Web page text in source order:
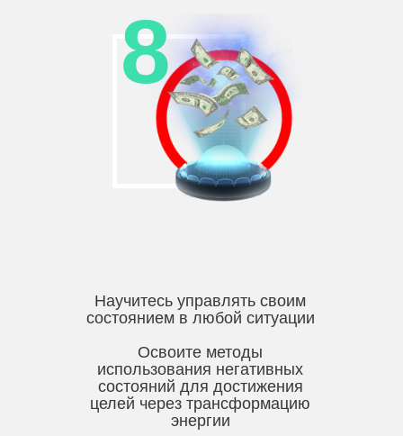
8
Научитесь управлять своим
состоянием в любой ситуации
Освоите методы
использования негативных
состояний для достижения
целей через трансформацию
энергии